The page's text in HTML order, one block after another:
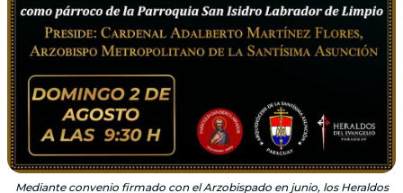
Mediante convenio firmado con el Arzobispado en junio, los Heraldos